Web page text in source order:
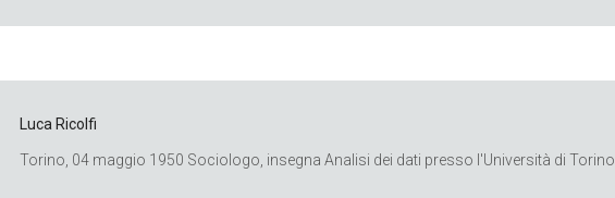
Luca Ricolfi
Torino, 04 maggio 1950 Sociologo, insegna Analisi dei dati presso l'Università di Torino.